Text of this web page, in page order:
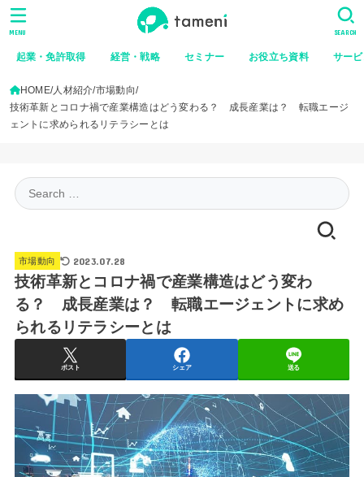
起業・免許取得 経営・戦略 セミナー お役立ち資料 サー
SEARCH
MENU
HOME 人材紹介 市場動向
技術革新とコロナ禍で産業構造はどう変わる？ 成長産業は？ 転職エージ
ェントに求められるリテラシーとは
for:
市場動向 2023.07.28
技術革新とコロナ禍で産業構造はどう変わ
る？ 成長産業は？ 転職エージェントに求め
られるリテラシーとは
ポスト シェア 送る